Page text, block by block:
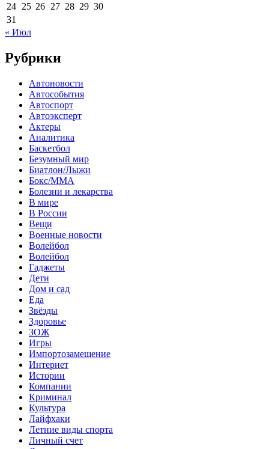
24 25 26 27 28 29 30
31
« Июл
Рубрики
Автоновости
Автособытия
Автоспорт
Автоэксперт
Актеры
Аналитика
Баскетбол
Безумный мир
Биатлон/Лыжи
Бокс/MMA
Болезни и лекарства
В мире
В России
Вещи
Военные новости
Волейбол
Волейбол
Гаджеты
Дети
Дом и сад
Еда
Звёзды
Здоровье
ЗОЖ
Игры
Импортозамещение
Интернет
Истории
Компании
Криминал
Культура
Лайфхаки
Летние виды спорта
Личный счет